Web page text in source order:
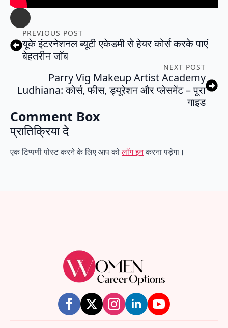
PREVIOUS POST
यूके इंटरनेशनल ब्यूटी एकेडमी से हेयर कोर्स करके पाएं
बेहतरीन जॉब
NEXT POST
Parry Vig Makeup Artist Academy
Ludhiana: कोर्स, फीस, ड्यूरेशन और प्लेसमेंट – पूरा
गाइड
Comment Box
प्रातिक्रिया दे
एक टिप्पणी पोस्ट करने के लिए आप कोलॉग इनकरना पड़ेगा।